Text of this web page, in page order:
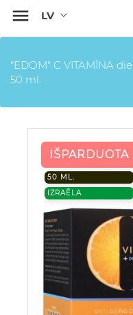

"EDOM" C VITAMĪNA
50 ml.
IŠPARDUOTA
50 ML.
IZRAĒLA